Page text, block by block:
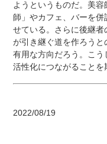
ようというものだ。美
師」やカフェ、バーを
せている。さらに後継
が引き継ぐ道を作ろう
有用な方向だろう。こ
活性化につながることを
2022/08/19